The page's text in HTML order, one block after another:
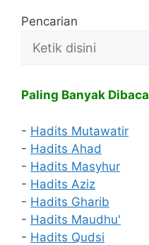
Pencarian
Paling Banyak Dibaca
- Hadits Mutawatir
- Hadits Ahad
- Hadits Masyhur
- Hadits Aziz
- Hadits Gharib
- Hadits Maudhu'
- Hadits Qudsi